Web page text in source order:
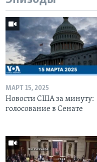
МАРТ 15, 2025
Новости США за минуту:
голосование в Сенате